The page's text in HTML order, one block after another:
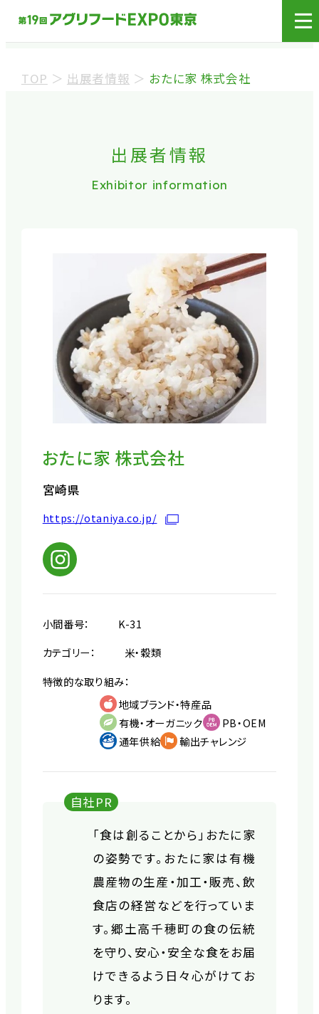
展示会場への入場には
来場登録が必要です。
来場事前登録（プレス）
※業界関係者を対象とした商談会であり、
TOP ＞ 出展者情報 ＞ おたに家 株式会社
出展者情報
Exhibitor information
おたに家 株式会社
宮崎県
https://otaniya.co.jp/
小間番号：
K-31
カテゴリー：
米・穀類
特徴的な取り組み：
地域ブランド・特産品
有機・オーガニック
PB・OEM
通年供給
輸出チャレンジ
自社PR
「食は創ることから」おたに家
の姿勢です。おたに家は有機
農産物の生産・加工・販売、飲
食店の経営などを行っていま
す。郷土高千穂町の食の伝統
を守り、安心・安全な食をお届
けできるよう日々心がけてお
ります。